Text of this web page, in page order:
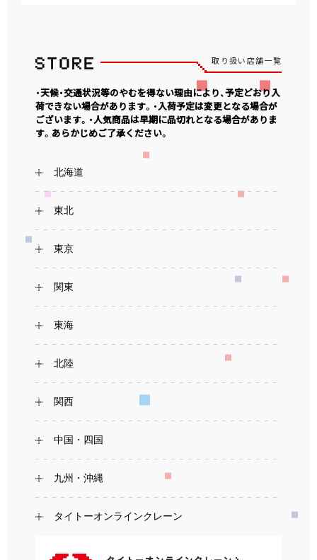
取り扱い店舗一覧
・天候・交通状況等のやむを得ない理由により、予定どおり入
荷できない場合があります。・入荷予定は変更となる場合が
ございます。・人気商品は早期に品切れとなる場合がありま
す。あらかじめご了承ください。
北海道
東北
東京
関東
東海
北陸
関西
中国・四国
九州・沖縄
タイトーオンラインクレーン